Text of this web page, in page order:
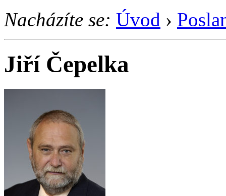
Nacházíte se: Úvod ›
Jiří Čepelka